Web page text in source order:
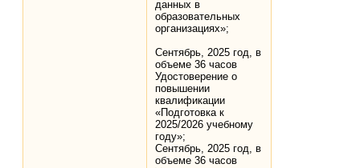
данных в
образовательных
организациях»;
Сентябрь, 2025 год, в
объеме 36 часов
Удостоверение о
повышении
квалификации
«Подготовка к
2025/2026 учебному
году»;
Сентябрь, 2025 год, в
объеме 36 часов